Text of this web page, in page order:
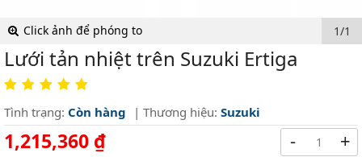
Click ảnh để phóng to 1/1
Lưới tản nhiệt trên Suzuki Ertiga
Tình trạng: Còn hàng | Thương hiệu: Suzuki
1,215,360 ₫ - +